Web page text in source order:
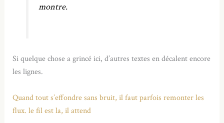
montre.
Si quelque chose a grincé ici, d’autres textes en décalent encore
les lignes.
Quand tout s’effondre sans bruit, il faut parfois remonter les
flux. le fil est la, il attend